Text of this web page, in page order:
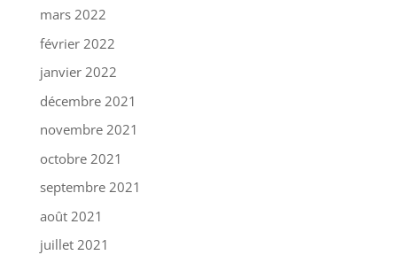
mars 2022
février 2022
janvier 2022
décembre 2021
novembre 2021
octobre 2021
septembre 2021
août 2021
juillet 2021